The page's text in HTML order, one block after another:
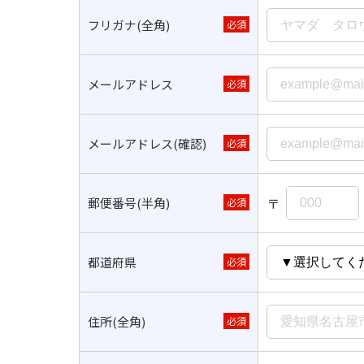
フリガナ(全角) 必須
メールアドレス 必須
メールアドレス(確認) 必須
郵便番号(半角) 必須 〒
都道府県 必須
住所(全角) 必須